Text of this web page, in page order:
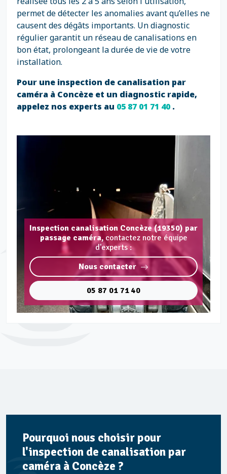
permet de détecter les anomalies avant qu’elles ne
causent des dégâts importants. Un diagnostic
régulier garantit un réseau de canalisations en
bon état, prolongeant la durée de vie de votre
installation.
Pour une inspection de canalisation par
caméra à Concèze et un diagnostic rapide,
appelez nos experts au 05 87 01 71 40.
Inspection canalisation Concèze (19350) par
passage caméra, contactez notre équipe
d'experts :
Nous contacter
05 87 01 71 40
Pourquoi nous choisir pour
l'inspection de canalisation par
caméra à Concèze ?